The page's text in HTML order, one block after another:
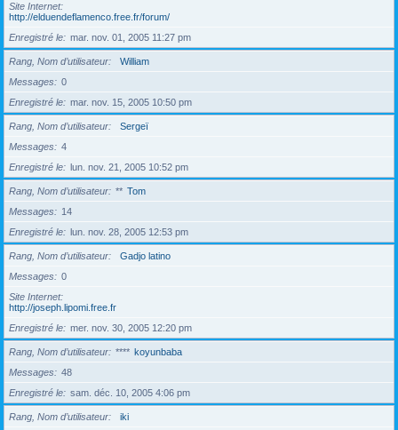
Site Internet
http://elduendeflamenco.free.fr/forum/
Enregistré le
mar. nov. 01, 2005 11:27 pm
Rang, Nom d’utilisateur
William
Messages
0
Enregistré le
mar. nov. 15, 2005 10:50 pm
Rang, Nom d’utilisateur
Sergeï
Messages
4
Enregistré le
lun. nov. 21, 2005 10:52 pm
Rang, Nom d’utilisateur ** Tom
Messages
14
Enregistré le
lun. nov. 28, 2005 12:53 pm
Rang, Nom d’utilisateur
Gadjo latino
Messages
0
Site Internet
http://joseph.lipomi.free.fr
Enregistré le
mer. nov. 30, 2005 12:20 pm
Rang, Nom d’utilisateur **** koyunbaba
Messages
48
Enregistré le
sam. déc. 10, 2005 4:06 pm
Rang, Nom d’utilisateur
iki